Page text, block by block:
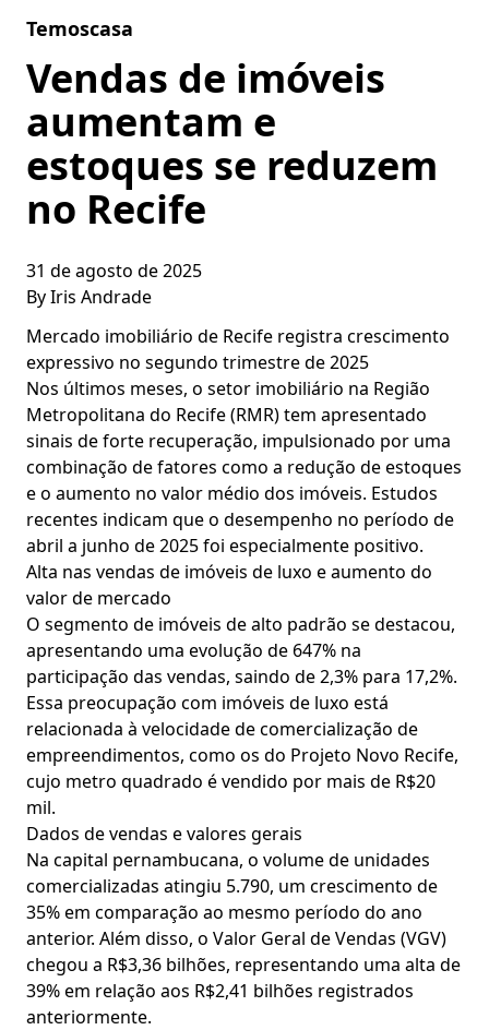
Temoscasa
Vendas de imóveis
aumentam e
estoques se reduzem
no Recife
31 de agosto de 2025
ByIris Andrade
Mercado imobiliário de Recife registra crescimento
expressivo no segundo trimestre de 2025
Nos últimos meses, o setor imobiliário na Região
Metropolitana do Recife (RMR) tem apresentado
sinais de forte recuperação, impulsionado por uma
combinação de fatores como a redução de estoques
e o aumento no valor médio dos imóveis. Estudos
recentes indicam que o desempenho no período de
abril a junho de 2025 foi especialmente positivo.
Alta nas vendas de imóveis de luxo e aumento do
valor de mercado
O segmento de imóveis de alto padrão se destacou,
apresentando uma evolução de 647% na
participação das vendas, saindo de 2,3% para 17,2%.
Essa preocupação com imóveis de luxo está
relacionada à velocidade de comercialização de
empreendimentos, como os do Projeto Novo Recife,
cujo metro quadrado é vendido por mais de R$20
mil.
Dados de vendas e valores gerais
Na capital pernambucana, o volume de unidades
comercializadas atingiu 5.790, um crescimento de
35% em comparação ao mesmo período do ano
anterior. Além disso, o Valor Geral de Vendas (VGV)
chegou a R$3,36 bilhões, representando uma alta de
39% em relação aos R$2,41 bilhões registrados
anteriormente.